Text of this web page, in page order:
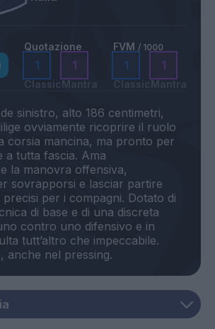
Quotazione
1
Classic
1
Mantra
FVM / 1000
1
Classic
1
Mantra
sinistro, alto 186 centimetri,
ovviamente ricoprire il ruolo
corsia mancina, ma pronto per
a tutta fascia. Ama
la manovra offensiva,
sovrapporsi e lasciar partire
per i compagni. Dotato di
di base e di una discreta
contro uno difensivo e in
tutt’altro che impeccabile.